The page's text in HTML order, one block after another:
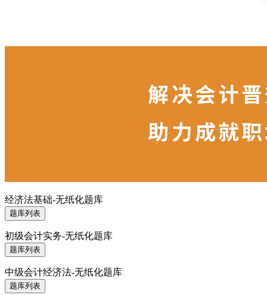
经济法基础-无纸化题库
题库列表
初级会计实务-无纸化题库
题库列表
中级会计经济法-无纸化题库
题库列表